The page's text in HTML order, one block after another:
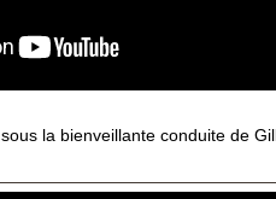
sous la bienveillante conduite de